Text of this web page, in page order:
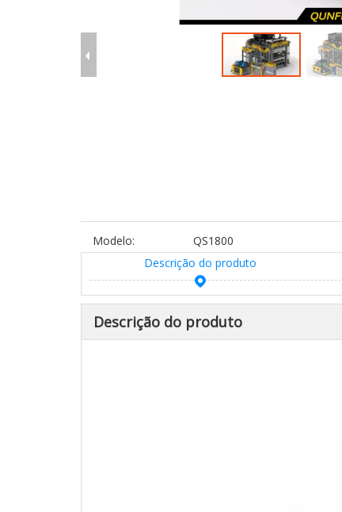
Modelo: QS1800
Descrição do produto
Descrição do produto